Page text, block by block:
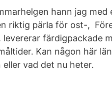
hann jag med
riktig pärla för ost-,
färdigpackade
Kan någon här
eller vad det nu heter.